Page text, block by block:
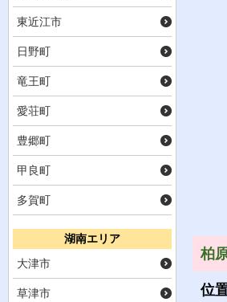
東近江市
日野町
竜王町
愛荘町
豊郷町
甲良町
多賀町
湖南エリア
大津市
草津市
柏
位